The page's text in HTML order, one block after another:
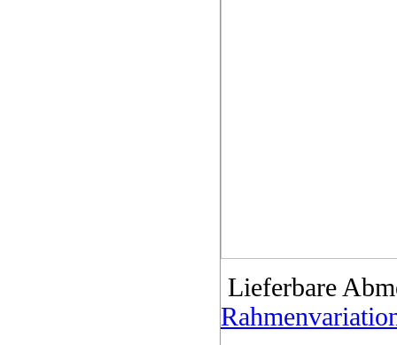
Lieferbare